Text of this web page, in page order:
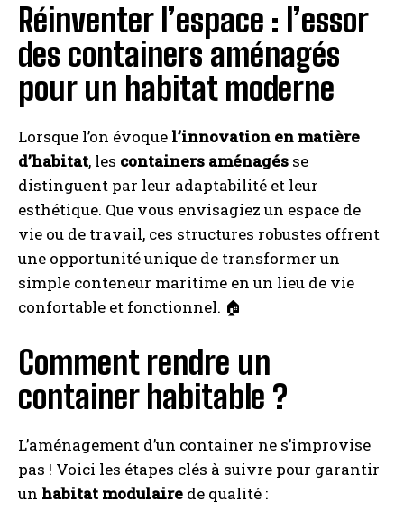
Réinventer l’espace : l’essor
des containers aménagés
pour un habitat moderne
Lorsque l’on évoque l’innovation en matière
d’habitat, les containers aménagés se
distinguent par leur adaptabilité et leur
esthétique. Que vous envisagiez un espace de
vie ou de travail, ces structures robustes offrent
une opportunité unique de transformer un
simple conteneur maritime en un lieu de vie
confortable et fonctionnel. 🏠
Comment rendre un
container habitable ?
L’aménagement d’un container ne s’improvise
pas ! Voici les étapes clés à suivre pour garantir
un habitat modulaire de qualité :